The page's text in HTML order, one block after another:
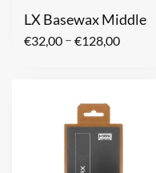
LX Basewax Middle
€32,00 – €128,00